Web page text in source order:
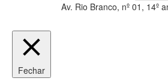
Av. Rio Branco, nº 01, 14º
Fechar